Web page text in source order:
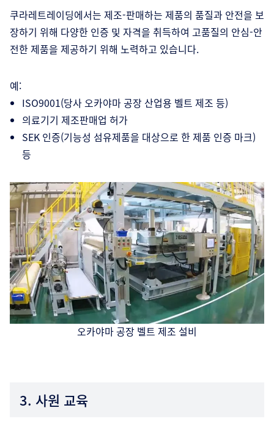
쿠라레트레이딩에서는 제조-판매하는 제품의 품질과 안전을 보
장하기 위해 다양한 인증 및 자격을 취득하여 고품질의 안심-안
전한 제품을 제공하기 위해 노력하고 있습니다.
예:
ISO9001(당사 오카야마 공장 산업용 벨트 제조 등)
의료기기 제조판매업 허가
SEK 인증(기능성 섬유제품을 대상으로 한 제품 인증 마크)
등
오카야마 공장 벨트 제조 설비
3. 사원 교육